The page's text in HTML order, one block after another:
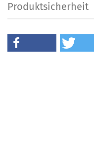
Produktsicherheit